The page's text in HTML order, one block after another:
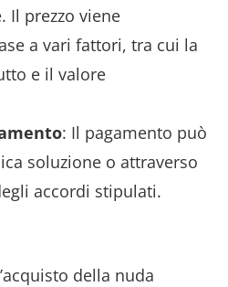
Il prezzo viene
a vari fattori, tra cui la
e il valore
: Il pagamento può
soluzione o attraverso
accordi stipulati.
della nuda